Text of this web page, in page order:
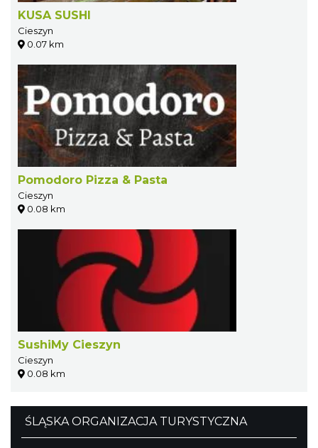
KUSA SUSHI
Cieszyn
0.07 km
Pomodoro Pizza & Pasta
Cieszyn
0.08 km
SushiMy Cieszyn
Cieszyn
0.08 km
ŚLĄSKA ORGANIZACJA TURYSTYCZNA